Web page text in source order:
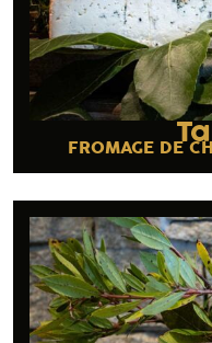
FROMAGE DE